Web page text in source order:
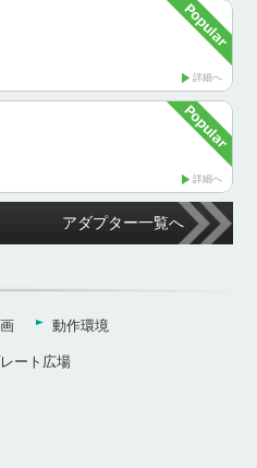
詳細へ
詳細へ
アダプター一覧へ
動作環境
ート広場